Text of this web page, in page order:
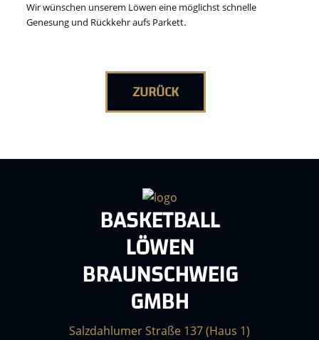
Wir wünschen unserem Löwen eine möglichst schnelle
Genesung und Rückkehr aufs Parkett.
ZURÜCK
BASKETBALL
LÖWEN
BRAUNSCHWEIG
GMBH
Salzdahlumer Straße 137 (Haus 1)